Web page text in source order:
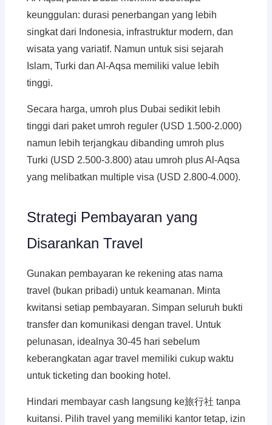
keunggulan: durasi penerbangan yang lebih
singkat dari Indonesia, infrastruktur modern, dan
wisata yang variatif. Namun untuk sisi sejarah
Islam, Turki dan Al-Aqsa memiliki value lebih
tinggi.
Secara harga, umroh plus Dubai sedikit lebih
tinggi dari paket umroh reguler (USD 1.500-2.000)
namun lebih terjangkau dibanding umroh plus
Turki (USD 2.500-3.800) atau umroh plus Al-Aqsa
yang melibatkan multiple visa (USD 2.800-4.000).
Strategi Pembayaran yang
Disarankan Travel
Gunakan pembayaran ke rekening atas nama
travel (bukan pribadi) untuk keamanan. Minta
kwitansi setiap pembayaran. Simpan seluruh bukti
transfer dan komunikasi dengan travel. Untuk
pelunasan, idealnya 30-45 hari sebelum
keberangkatan agar travel memiliki cukup waktu
untuk ticketing dan booking hotel.
Hindari membayar cash langsung ke旅行社 tanpa
kuitansi. Pilih travel yang memiliki kantor tetap, izin